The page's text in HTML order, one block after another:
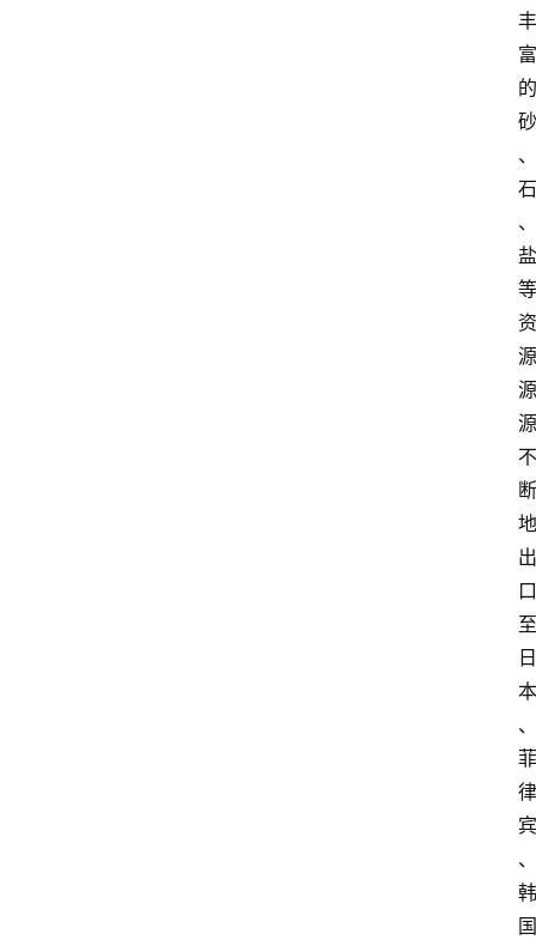
丰
富
的
砂
、
石
、
盐
等
资
源
源
源
不
断
地
出
口
至
日
本
、
菲
律
宾
、
韩
国